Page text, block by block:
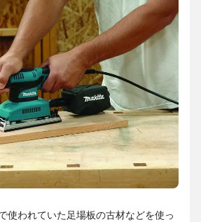
使われていた足場板の古材などを使っ